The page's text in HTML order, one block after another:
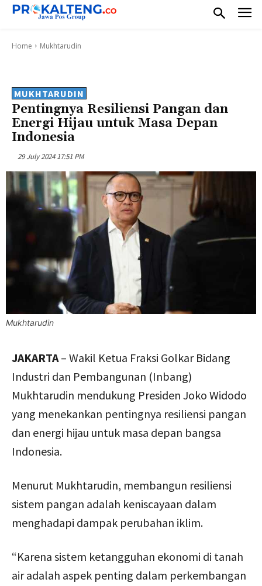
Home Mukhtarudin
MUKHTARUDIN
Pentingnya Resiliensi Pangan dan
Energi Hijau untuk Masa Depan
Indonesia
29 July 2024 17:51 PM
Mukhtarudin
JAKARTA– Wakil Ketua Fraksi Golkar Bidang
Industri dan Pembangunan (Inbang)
Mukhtarudin mendukung Presiden Joko Widodo
yang menekankan pentingnya resiliensi pangan
dan energi hijau untuk masa depan bangsa
Indonesia.
Menurut Mukhtarudin, membangun resiliensi
sistem pangan adalah keniscayaan dalam
menghadapi dampak perubahan iklim.
“Karena sistem ketangguhan ekonomi di tanah
air adalah aspek penting dalam perkembangan